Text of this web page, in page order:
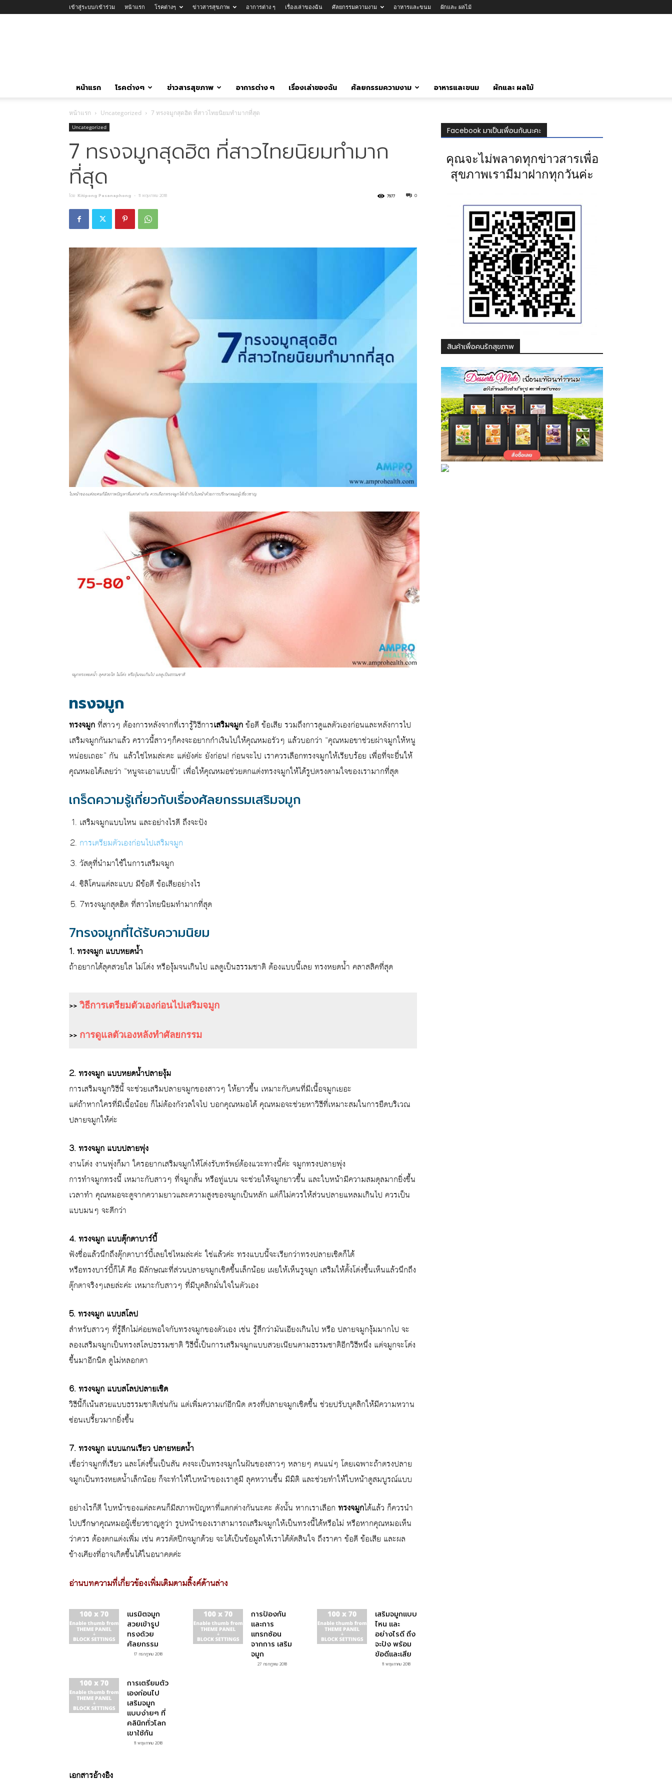
เข้าสู่ระบบ/เข้าร่วม หน้าแรก โรคต่างๆ ข่าวสารสุขภาพ อาการต่าง ๆ เรื่องเล่าของฉัน ศัลยกรรมความงาม อาหารและขนม ผักและ ผลไม้
หน้าแรก โรคต่างๆ ข่าวสารสุขภาพ อาการต่าง ๆ เรื่องเล่าของฉัน ศัลยกรรมความงาม อาหารและขนม ผักและ ผลไม้
หน้าแรก Uncategorized 7 ทรงจมูกสุดฮิต ที่สาวไทยนิยมทำมากที่สุด
Uncategorized
7 ทรงจมูกสุดฮิต ที่สาวไทยนิยมทำมาก
ที่สุด
โดย Kitipong Pasanaphong - 11 พฤษภาคม 2018 0
7977
ใบหน้าของแต่ละคนก็มีสภาพปัญหาที่แตกต่างกัน ควรเลือกทรงจมูกให้เข้ากับใบหน้าด้วยการปรึกษาหมอผู้เชี่ยวชาญ
จมูกทรงหยดน้ำ ลุคสวยใส ไม่โด่ง หรืองุ้มจนเกินไป แลดูเป็นธรรมชาติ
ทรงจมูก
ทรงจมูกที่สาวๆ ต้องการหลังจากที่เรารู้วิธีการเสริมจมูกข้อดี ข้อเสีย รวมถึงการดูแลตัวเองก่อนและหลังการไป
เสริมจมูกกันมาแล้ว คราวนี้สาวๆก็คงจะอยากกำเงินไปให้คุณหมอรัวๆ แล้วบอกว่า “คุณหมอขาช่วยผ่าจมูกให้หนู
หน่อยเถอะ” กัน แล้วใช่ไหมล่ะคะ แต่ยังค่ะ ยังก่อน! ก่อนจะไป เราควรเลือกทรงจมูกให้เรียบร้อย เพื่อที่จะยื่นให้
คุณหมอได้เลยว่า “หนูจะเอาแบบนี้!” เพื่อให้คุณหมอช่วยตกแต่งทรงจมูกให้ได้รูปตรงตามใจของเรามากที่สุด
เกร็ดความรู้เกี่ยวกับเรื่องศัลยกรรมเสริมจมูก
เสริมจมูกแบบไหน และอย่างไรดี ถึงจะปัง
การเตรียมตัวเองก่อนไปเสริมจมูก
วัสดุที่นำมาใช้ในการเสริมจมูก
ซิลิโคนแต่ละแบบ มีข้อดี ข้อเสียอย่างไร
7ทรงจมูกสุดฮิต ที่สาวไทยนิยมทำมากที่สุด
7ทรงจมูกที่ได้รับความนิยม
1. ทรงจมูก แบบหยดน้ำ
ถ้าอยากได้ลุคสวยใส ไม่โด่ง หรืองุ้มจนเกินไป แลดูเป็นธรรมชาติ ต้องแบบนี้เลย ทรงหยดน้ำ คลาสสิคที่สุด
>>วิธีการเตรียมตัวเองก่อนไปเสริมจมูก
>> การดูแลตัวเองหลังทำศัลยกรรม
2. ทรงจมูก แบบหยดน้ำปลายงุ้ม
การเสริมจมูกวิธีนี้ จะช่วยเสริมปลายจมูกของสาวๆ ให้ยาวขึ้น เหมาะกับคนที่มีเนื้อจมูกเยอะ
แต่ถ้าหากใครที่มีเนื้อน้อย ก็ไม่ต้องกังวลใจไป บอกคุณหมอได้ คุณหมอจะช่วยหาวิธีที่เหมาะสมในการยืดบริเวณ
ปลายจมูกให้ค่ะ
3. ทรงจมูก แบบปลายพุ่ง
งานโด่ง งานพุ่งก็มา ใครอยากเสริมจมูกให้โด่งรับทรัพย์ต้องแวะทางนี้ค่ะ จมูกทรงปลายพุ่ง
การทำจมูกทรงนี้ เหมาะกับสาวๆ ที่จมูกสั้น หรือทู่แบน จะช่วยให้จมูกยาวขึ้น และใบหน้ามีความสมดุลมากยิ่งขึ้น
เวลาทำ คุณหมอจะดูจากความยาวและความสูงของจมูกเป็นหลัก แต่ก็ไม่ควรให้ส่วนปลายแหลมเกินไป ควรเป็น
แบบมนๆ จะดีกว่า
4. ทรงจมูก แบบตุ๊กตาบาร์บี้
ฟังชื่อแล้วนึกถึงตุ๊กตาบาร์บี้เลยใช่ไหมล่ะค่ะ ใช่แล้วค่ะ ทรงแบบนี้จะเรียกว่าทรงปลายเชิดก็ได้
หรือทรงบาร์บี้ก็ได้ คือ มีลักษณะที่ส่วนปลายจมูกเชิดขึ้นเล็กน้อย เผยให้เห็นรูจมูก เสริมให้ดั้งโด่งขึ้นเห็นแล้วนึกถึง
ตุ๊กตาจริงๆเลยล่ะค่ะ เหมาะกับสาวๆ ที่มีบุคลิกมั่นใจในตัวเอง
5. ทรงจมูก แบบสโลป
สำหรับสาวๆ ที่รู้สึกไม่ค่อยพอใจกับทรงจมูกของตัวเอง เช่น รู้สึกว่ามันเอียงเกินไป หรือ ปลายจมูกงุ้มมากไป จะ
ลองเสริมจมูกเป็นทรงสโลปธรรมชาติ วิธีนี้เป็นการเสริมจมูกแบบสวยเนียนตามธรรมชาติอีกวิธีหนึ่ง แต่จมูกจะโด่ง
ขึ้นมาอีกนิด ดูไม่หลอกตา
6. ทรงจมูก แบบสโลปปลายเชิด
วิธีนี้ก็เน้นสวยแบบธรรมชาติเช่นกัน แต่เพิ่มความเก๋อีกนิด ตรงที่ปลายจมูกเชิดขึ้น ช่วยปรับบุคลิกให้มีความหวาน
ซ่อนเปรี้ยวมากยิ่งขึ้น
7. ทรงจมูก แบบแกนเรียว ปลายหยดน้ำ
เชื่อว่าจมูกที่เรียว และโด่งขึ้นเป็นสัน คงจะเป็นทรงจมูกในฝันของสาวๆ หลายๆ คนแน่ๆ โดยเฉพาะถ้าตรงปลาย
จมูกเป็นทรงหยดน้ำเล็กน้อย ก็จะทำให้ใบหน้าของเราดูมี ลุคหวานขึ้น มีมิติ และช่วยทำให้ใบหน้าดูสมบูรณ์แบบ
อย่างไรก็ดี ใบหน้าของแต่ละคนก็มีสภาพปัญหาที่แตกต่างกันนะคะ ดังนั้น หากเราเลือก ทรงจมูกได้แล้ว ก็ควรนำ
ไปปรึกษาคุณหมอผู้เชี่ยวชาญดูว่า รูปหน้าของเราสามารถเสริมจมูกให้เป็นทรงนี้ได้หรือไม่ หรือหากคุณหมอเห็น
ว่าควร ต้องตกแต่งเพิ่ม เช่น ควรตัดปีกจมูกด้วย จะได้เป็นข้อมูลให้เราได้ตัดสินใจ ถึงราคา ข้อดี ข้อเสีย และผล
ข้างเคียงที่อาจเกิดขึ้นได้ในอนาคตค่ะ
อ่านบทความที่เกี่ยวข้องเพิ่มเติมตามลิ้งค์ด้านล่าง
เนรมิตจมูก
สวยเข้ารูป
ทรงด้วย
ศัลยกรรม
17 กรกฎาคม 2018
การป้องกัน
และการ
แทรกซ้อน
จากการ เสริม
จมูก
27 กรกฎาคม 2018
เสริมจมูกแบบ
ไหน และ
อย่างไรดี ถึง
จะปัง พร้อม
ข้อดีและเสีย
11 พฤษภาคม 2018
การเตรียมตัว
เองก่อนไป
เสริมจมูก
แบบง่ายๆ ที่
คลินิกทั่วโลก
เขาใช้กัน
11 พฤษภาคม 2018
เอกสารอ้างอิง
Facebook มาเป็นเพื่อนกันนะคะ
คุณจะไม่พลาดทุกข่าวสารเพื่อ
สุขภาพเรามีมาฝากทุกวันค่ะ
สินค้าเพื่อคนรักสุขภาพ